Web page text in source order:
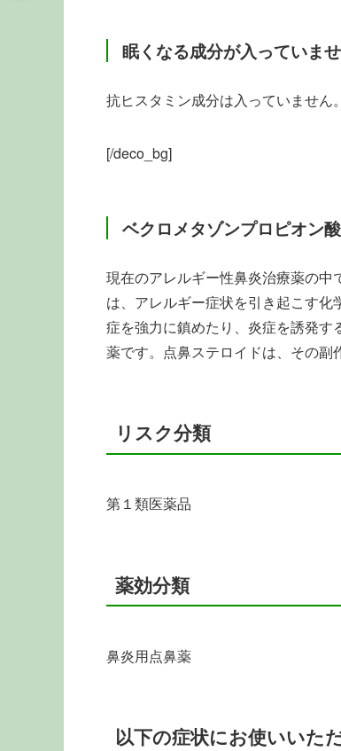
眠くなる成分が入っていま
抗ヒスタミン成分は入っていません。
[/deco_bg]
ベクロメタゾンプロピオン
現在のアレルギー性鼻炎治療薬の
は、アレルギー症状を引き起こす
症を強力に鎮めたり、炎症を誘発
薬です。点鼻ステロイドは、その副
リスク分類
第１類医薬品
薬効分類
鼻炎用点鼻薬
以下の症状にお使いいた